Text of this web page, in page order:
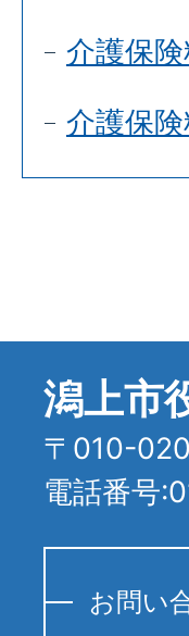
介護保
介護保
潟上市
〒010-
電話番号
お問い